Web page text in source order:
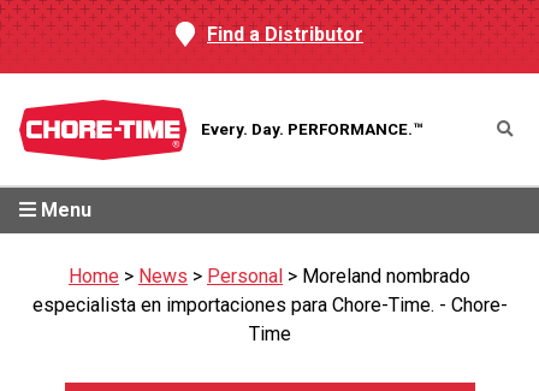
Find a Distributor
Every. Day. PERFORMANCE.™
Menu
Home > News > Personal > Moreland nombrado
especialista en importaciones para Chore-Time. - Chore-
Time